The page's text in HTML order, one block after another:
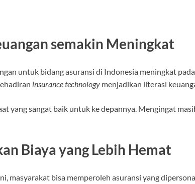
semakin Meningkat
untuk bidang asuransi di Indonesia meningkat
insurance technology menjadikan literasi
yang sangat baik untuk ke depannya. Mengingat
Biaya yang Lebih Hemat
masyarakat bisa memperoleh asuransi yang